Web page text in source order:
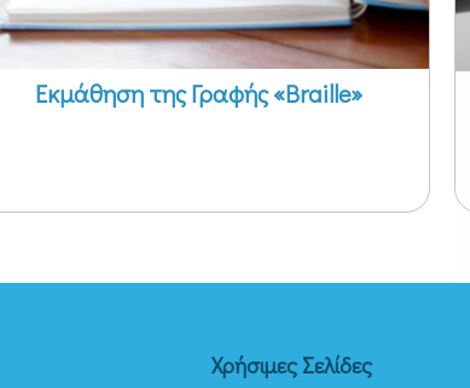
Εκμάθηση της Γραφής «Braille»
Χρήσιμες Σελίδες